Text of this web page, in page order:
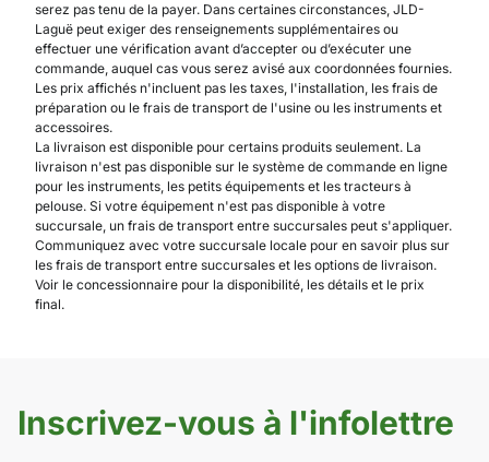
serez pas tenu de la payer. Dans certaines circonstances, JLD-
Laguë peut exiger des renseignements supplémentaires ou
effectuer une vérification avant d’accepter ou d’exécuter une
commande, auquel cas vous serez avisé aux coordonnées fournies.
Les prix affichés n'incluent pas les taxes, l'installation, les frais de
préparation ou le frais de transport de l'usine ou les instruments et
accessoires.
La livraison est disponible pour certains produits seulement. La
livraison n'est pas disponible sur le système de commande en ligne
pour les instruments, les petits équipements et les tracteurs à
pelouse. Si votre équipement n'est pas disponible à votre
succursale, un frais de transport entre succursales peut s'appliquer.
Communiquez avec votre succursale locale pour en savoir plus sur
les frais de transport entre succursales et les options de livraison.
Voir le concessionnaire pour la disponibilité, les détails et le prix
final.
Inscrivez-vous à l'infolettre